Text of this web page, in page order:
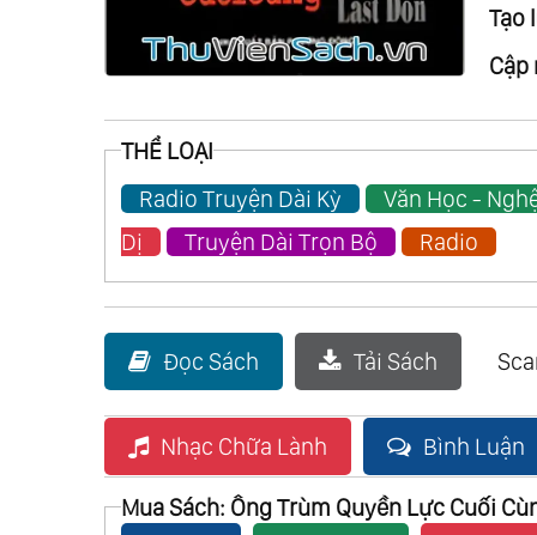
Tạo
Cập
THỂ LOẠI
Radio Truyện Dài Kỳ
Văn Học -
Dị
Truyện Dài Trọn Bộ Radio
Đọc Sách Tải Sách
Nhạc Chữa Lành Bình Luận
Mua Sách: Ông Trùm Quyền Lực Cuối